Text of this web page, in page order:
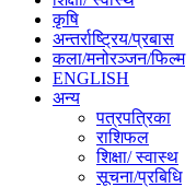
कृषि
अन्तर्राष्ट्रिय/प्रबास
कला/मनोरञ्जन/फिल्म
ENGLISH
अन्य
पत्रपत्रिका
राशिफल
शिक्षा/ स्वास्थ
सूचना/प्रबिधि